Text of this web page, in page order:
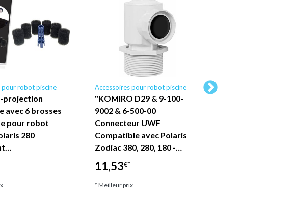
pour robot piscine
projection
avec 6 brosses
pour robot
280
Accessoires pour robot piscine
"KOMIRO D29 & 9-100-
9002 & 6-500-00
Connecteur UWF
Compatible avec Polaris
Zodiac 380, 280, 180 -…
11,53€*
* Meilleur prix